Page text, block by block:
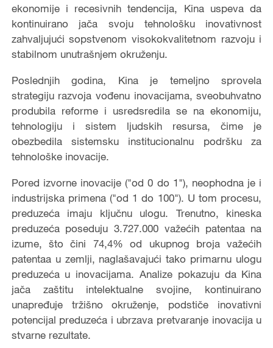
ekonomije i recesivnih tendencija, Kina uspeva da
kontinuirano jača svoju tehnološku inovativnost
zahvaljujući sopstvenom visokokvalitetnom razvoju i
stabilnom unutrašnjem okruženju.
Poslednjih godina, Kina je temeljno sprovela
strategiju razvoja vođenu inovacijama, sveobuhvatno
produbila reforme i usredsredila se na ekonomiju,
tehnologiju i sistem ljudskih resursa, čime je
obezbedila sistemsku institucionalnu podršku za
tehnološke inovacije.
Pored izvorne inovacije ("od 0 do 1"), neophodna je i
industrijska primena ("od 1 do 100"). U tom procesu,
preduzeća imaju ključnu ulogu. Trenutno, kineska
preduzeća poseduju 3.727.000 važećih patentaa na
izume, što čini 74,4% od ukupnog broja važećih
patentaa u zemlji, naglašavajući tako primarnu ulogu
preduzeća u inovacijama. Analize pokazuju da Kina
jača zaštitu intelektualne svojine, kontinuirano
unapređuje tržišno okruženje, podstiče inovativni
potencijal preduzeća i ubrzava pretvaranje inovacija u
stvarne rezultate.